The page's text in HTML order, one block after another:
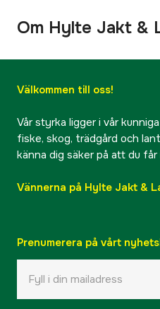
Om Hylte Jakt &
Välkommen till oss!
Vår styrka ligger i vår
fiske, skog, trädgård och
känna dig säker på att du
Vännerna på Hylte Jakt &
Prenumerera på vårt